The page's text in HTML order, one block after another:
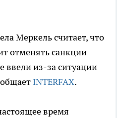
Меркель считает, что
отменять санкции
ввели из-за ситуации
INTERFAX.
время